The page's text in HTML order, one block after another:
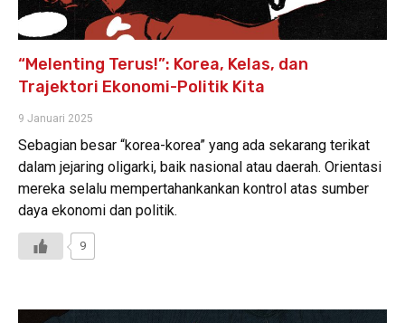
“Melenting Terus!”: Korea, Kelas, dan
Trajektori Ekonomi-Politik Kita
9 Januari 2025
Sebagian besar “korea-korea” yang ada sekarang terikat
dalam jejaring oligarki, baik nasional atau daerah. Orientasi
mereka selalu mempertahankankan kontrol atas sumber
daya ekonomi dan politik.
9